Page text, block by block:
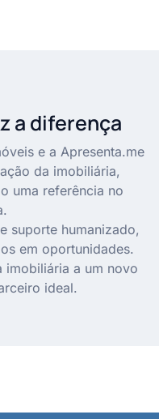
a diferença​
e a Apresenta.me
da imobiliária,
uma referência no
suporte humanizado,
em oportunidades.
imobiliária a um novo
ideal.​